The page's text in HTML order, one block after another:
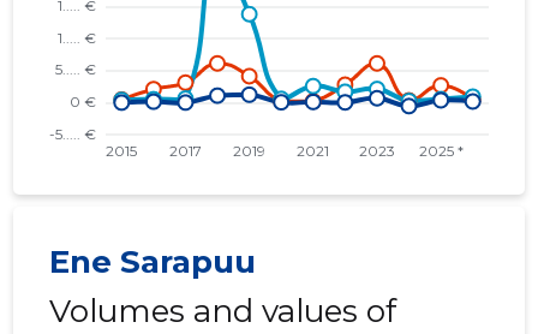
Ene Sarapuu
Volumes and values of